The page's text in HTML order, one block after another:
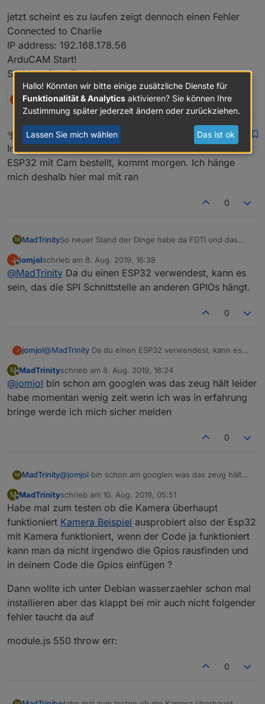
jetzt scheint es zu laufen zeigt dennoch einen Fehler
Connected to Charlie
IP address: 192.168.178.56
ArduCAM Start!
SPI1 interface Error!
1 Antwort 0
Offline
coyote MOST ACTIVE schrieb am 7. Aug. 2019, 19:20
zuletzt editiert von
Interessantes Projekt, ich habe mir jetzt auch mal einen
ESP32 mit Cam bestellt, kommt morgen. Ich hänge
mich deshalb hier mal mit ran
0
M MadTrinitySo neuer Stand der Dinge habe da FDTI und das
port gesteckt
jetzt scheint es zu laufen zeigt dennoch einen
Fehler
Connected to Charlie
J
Offline
jomjolschrieb am 8. Aug. 2019, 16:38
zuletzt editiert von
@MadTrinity Da du einen ESP32 verwendest, kann es
sein, das die SPI Schnittstelle an anderen GPIOs hängt.
0
J jomjol@MadTrinity Da du einen ESP32 verwendest, kann es
M
Offline
MadTrinityschrieb am 8. Aug. 2019, 18:24
zuletzt editiert von
@jomjol bin schon am googlen was das zeug hält leider
habe momentan wenig zeit wenn ich was in erfahrung
bringe werde ich mich sicher melden
0
M MadTrinity@jomjol bin schon am googlen was das zeug hält
erfahrung bringe werde ich mich sicher melden
M
Offline
MadTrinityschrieb am 10. Aug. 2019, 05:51
zuletzt editiert von
Habe mal zum testen ob die Kamera überhaupt
funktioniert Kamera Beispiel ausprobiert also der Esp32
mit Kamera funktioniert, wenn der Code ja funktioniert
kann man da nicht irgendwo die Gpios rausfinden und
in deinem Code die Gpios einfügen ?
Dann wollte ich unter Debian wasserzaehler schon mal
installieren aber das klappt bei mir auch nicht folgender
fehler taucht da auf
module.js 550 throw err:
0
Hallo! Könnten wir bitte einige zusätzliche Dienste für
Funktionalität & Analytics aktivieren? Sie können Ihre
Zustimmung später jederzeit ändern oder zurückziehen.
Lassen Sie mich wählen Das ist ok